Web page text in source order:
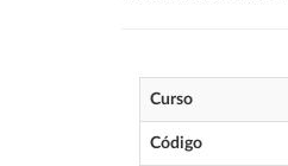
Curso
Código